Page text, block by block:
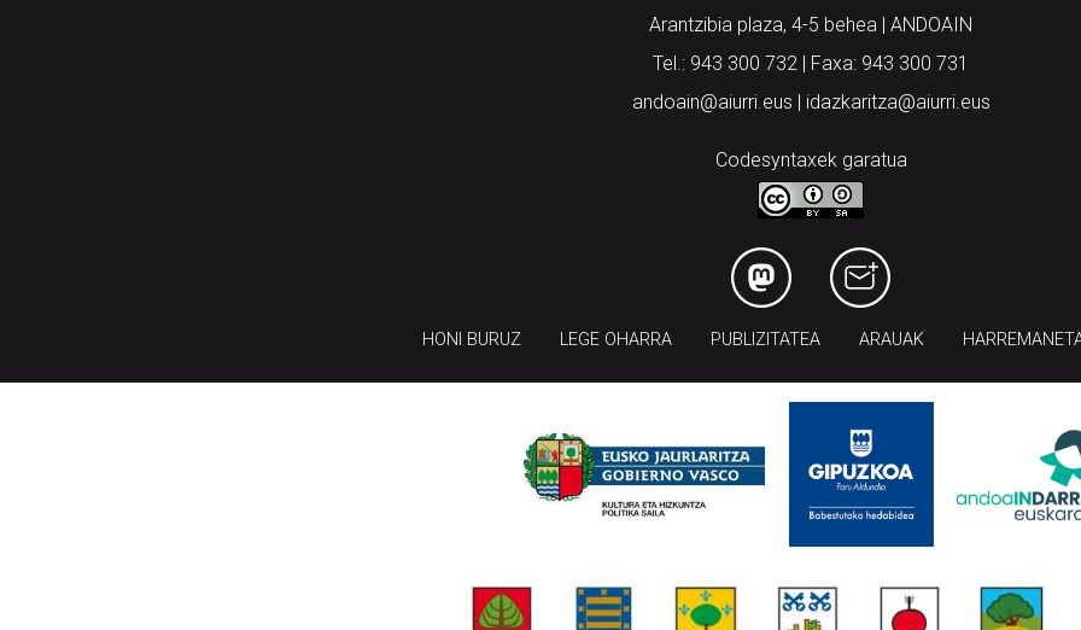
Arantzibia plaza, 4-5 behea | ANDOAIN
Tel.: 943 300 732 | Faxa: 943 300 731
andoain@aiurri.eus | idazkaritza@aiurri.eus
Codesyntaxek garatua
HONI BURUZ LEGE OHARRA PUBLIZITATEA ARAUAK